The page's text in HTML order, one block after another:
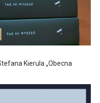
Kierula „Obecna